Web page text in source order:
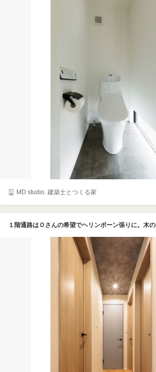
MD studio. 建築士とつくる家